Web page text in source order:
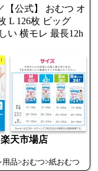
公式】 おむつ オ
L 126枚 ビッグ
い 横モレ 最長12h
天市場店
品>おむつ>紙おむつ